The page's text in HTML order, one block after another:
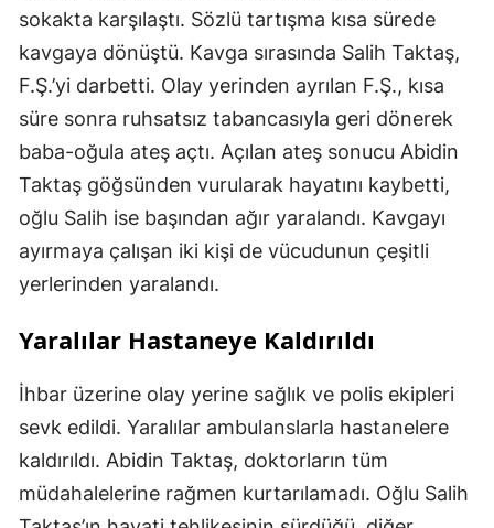
sokakta karşılaştı. Sözlü tartışma kısa sürede
kavgaya dönüştü. Kavga sırasında Salih Taktaş,
F.Ş.’yi darbetti. Olay yerinden ayrılan F.Ş., kısa
süre sonra ruhsatsız tabancasıyla geri dönerek
baba-oğula ateş açtı. Açılan ateş sonucu Abidin
Taktaş göğsünden vurularak hayatını kaybetti,
oğlu Salih ise başından ağır yaralandı. Kavgayı
ayırmaya çalışan iki kişi de vücudunun çeşitli
yerlerinden yaralandı.
Yaralılar Hastaneye Kaldırıldı
İhbar üzerine olay yerine sağlık ve polis ekipleri
sevk edildi. Yaralılar ambulanslarla hastanelere
kaldırıldı. Abidin Taktaş, doktorların tüm
müdahalelerine rağmen kurtarılamadı. Oğlu Salih